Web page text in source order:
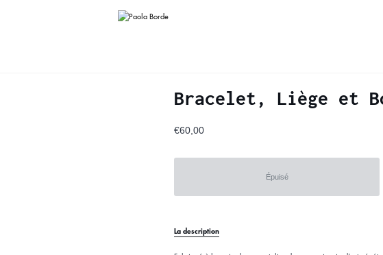
Bracelet, Liège et
€60,00
Épuisé
La description